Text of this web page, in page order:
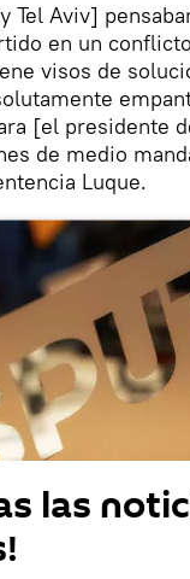
Tel Aviv]
en un
visos de
[el presidente
de medio
Luque.
las